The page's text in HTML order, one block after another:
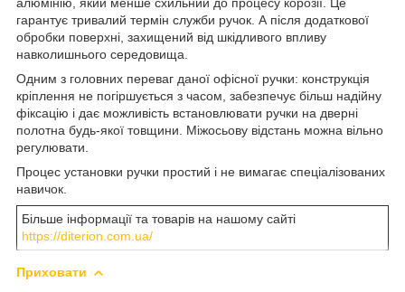
гарантує тривалий термін служби ручок. А після додаткової
обробки поверхні, захищений від шкідливого впливу
навколишнього середовища.
Одним з головних переваг даної офісної ручки: конструкція
кріплення не погіршується з часом, забезпечує більш надійну
фіксацію і дає можливість встановлювати ручки на дверні
полотна будь-якої товщини. Міжосьову відстань можна вільно
регулювати.
Процес установки ручки простий і не вимагає спеціалізованих
навичок.
Більше інформації та товарів на нашому сайті
https://diterion.com.ua/
Приховати